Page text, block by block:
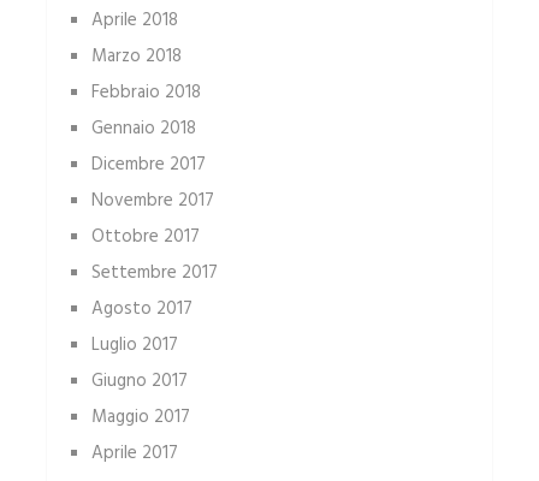
Aprile 2018
Marzo 2018
Febbraio 2018
Gennaio 2018
Dicembre 2017
Novembre 2017
Ottobre 2017
Settembre 2017
Agosto 2017
Luglio 2017
Giugno 2017
Maggio 2017
Aprile 2017